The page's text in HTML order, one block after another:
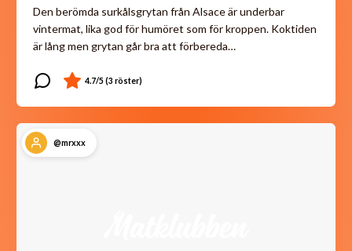
Den berömda surkålsgrytan från Alsace är underbar
vintermat, lika god för humöret som för kroppen. Koktiden
är lång men grytan går bra att förbereda…
@mrxxx